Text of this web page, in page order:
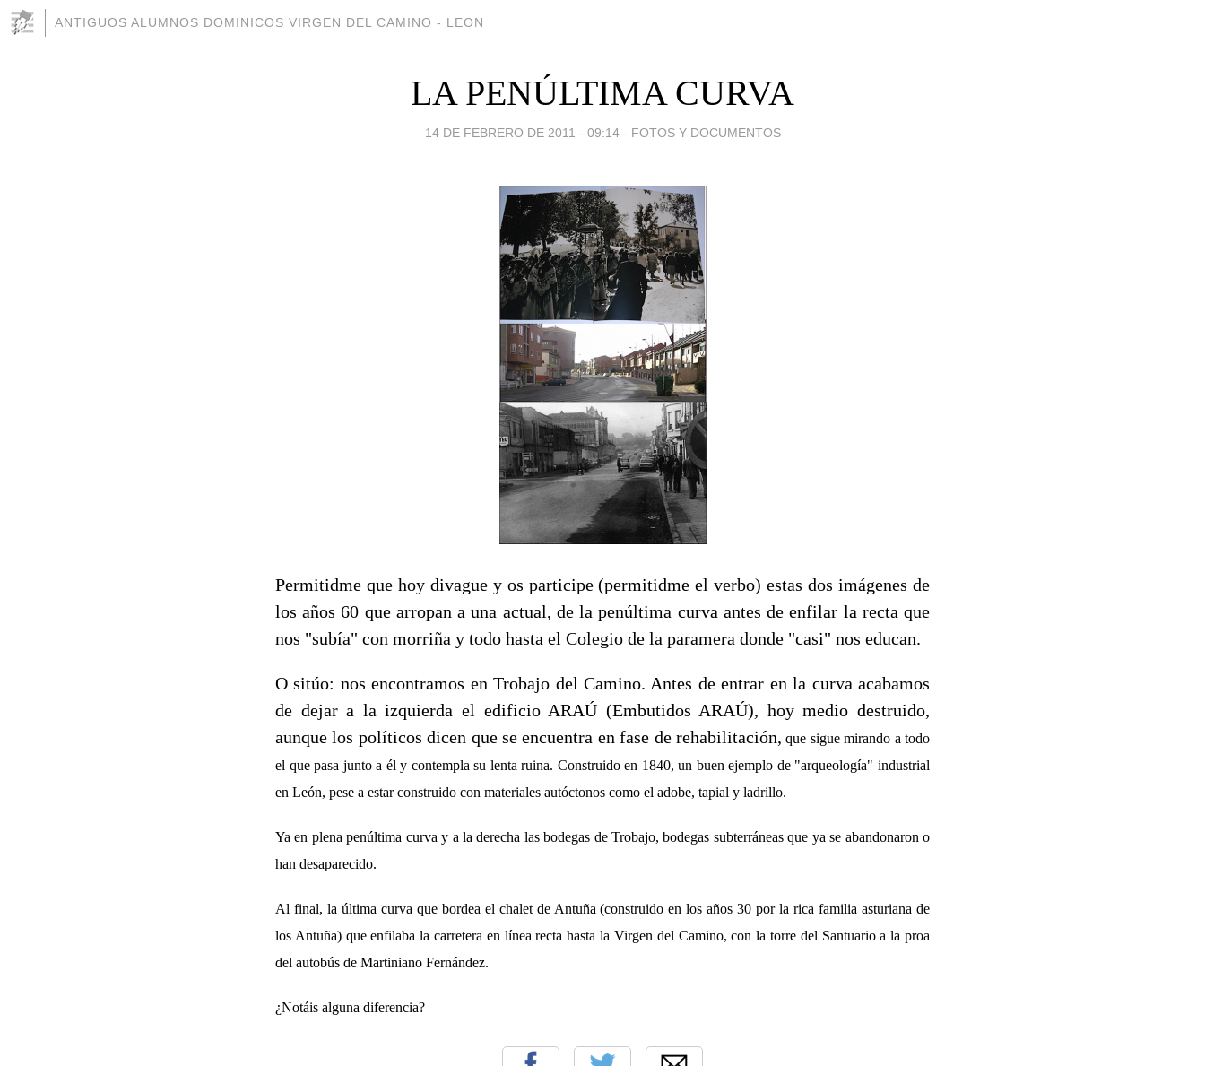
ANTIGUOS ALUMNOS DOMINICOS VIRGEN DEL CAMINO - LEON
LA PENÚLTIMA CURVA
14 DE FEBRERO DE 2011 - 09:14 - FOTOS Y DOCUMENTOS
Permitidme que hoy divague y os participe (permitidme el verbo) estas dos imágenes de
los años 60 que arropan a una actual, de la penúltima curva antes de enfilar la recta que
nos "subía" con morriña y todo hasta el Colegio de la paramera donde "casi" nos educan.
O sitúo: nos encontramos en Trobajo del Camino. Antes de entrar en la curva acabamos
de dejar a la izquierda el edificio ARAÚ (Embutidos ARAÚ), hoy medio destruido,
aunque los políticos dicen que se encuentra en fase de rehabilitación, que sigue mirando a todo
el que pasa junto a él y contempla su lenta ruina. Construido en 1840, un buen ejemplo de "arqueología" industrial
en León, pese a estar construido con materiales autóctonos como el adobe, tapial y ladrillo.
Ya en plena penúltima curva y a la derecha las bodegas de Trobajo, bodegas subterráneas que ya se abandonaron o
han desaparecido.
Al final, la última curva que bordea el chalet de Antuña (construido en los años 30 por la rica familia asturiana de
los Antuña) que enfilaba la carretera en línea recta hasta la Virgen del Camino, con la torre del Santuario a la proa
del autobús de Martiniano Fernández.
¿Notáis alguna diferencia?